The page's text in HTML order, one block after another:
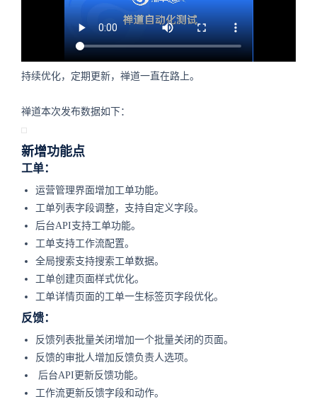
持续优化，定期更新，禅道一直在路上。
禅道本次发布数据如下：
新增功能点
工单：
运营管理界面增加工单功能。
工单列表字段调整，支持自定义字段。
后台API支持工单功能。
工单支持工作流配置。
全局搜索支持搜索工单数据。
工单创建页面样式优化。
工单详情页面的工单一生标签页字段优化。
反馈：
反馈列表批量关闭增加一个批量关闭的页面。
反馈的审批人增加反馈负责人选项。
后台API更新反馈功能。
工作流更新反馈字段和动作。